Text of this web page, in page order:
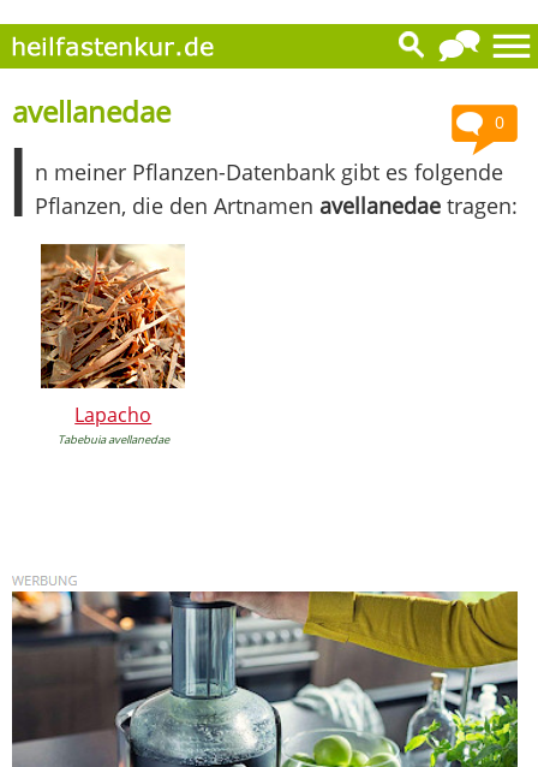
0
avellanedae
I n meiner Pflanzen-Datenbank gibt es folgende
Pflanzen, die den Artnamen avellanedae tragen:
Lapacho
Tabebuia avellanedae